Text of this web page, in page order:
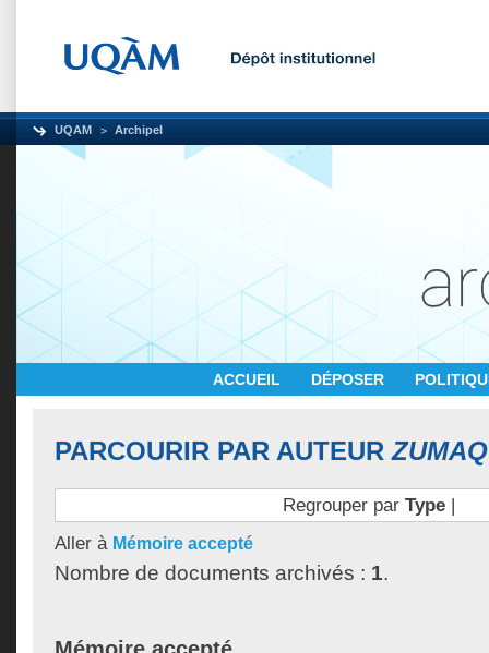
UQAM Archipel
ACCUEIL DÉPOSER
PARCOURIR PAR AUTEUR
Regrouper par Type|
Aller à Mémoire accepté
Nombre de documents archivés : 1.